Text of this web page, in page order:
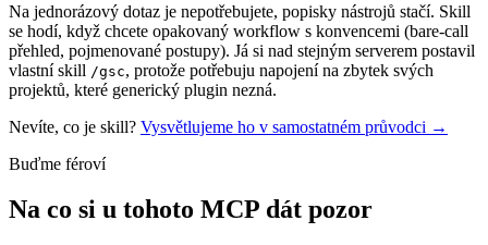
Na jednorázový dotaz je nepotřebujete, popisky nástrojů stačí. Skill
se hodí, když chcete opakovaný workflow s konvencemi (bare-call
přehled, pojmenované postupy). Já si nad stejným serverem postavil
vlastní skill /gsc, protože potřebuju napojení na zbytek svých
projektů, které generický plugin nezná.
Nevíte, co je skill? Vysvětlujeme ho v samostatném průvodci →
Buďme féroví
Na co si u tohoto MCP dát pozor